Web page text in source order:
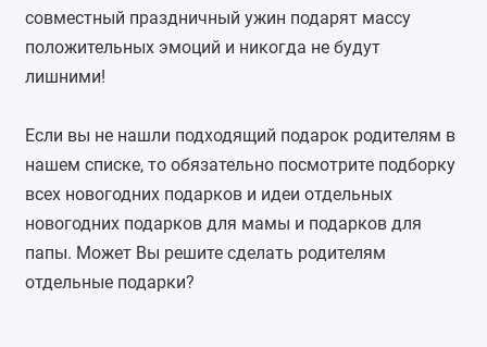
совместный праздничный ужин подарят массу
положительных эмоций и никогда не будут
лишними!
Если вы не нашли подходящий подарок родителям в
нашем списке, то обязательно посмотрите подборку
всех новогодних подаркови идеи отдельных
новогодних подарков для мамы и подарков для
папы. Может Вы решите сделать родителям
отдельные подарки?